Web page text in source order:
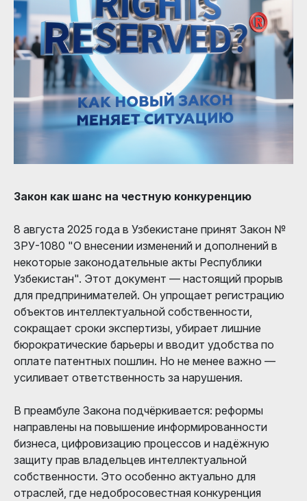
Закон как шанс на честную конкуренцию
8 августа 2025 года в Узбекистане принят Закон №
ЗРУ-1080 "О внесении изменений и дополнений в
некоторые законодательные акты Республики
Узбекистан". Этот документ — настоящий прорыв
для предпринимателей. Он упрощает регистрацию
объектов интеллектуальной собственности,
сокращает сроки экспертизы, убирает лишние
бюрократические барьеры и вводит удобства по
оплате патентных пошлин. Но не менее важно —
усиливает ответственность за нарушения.
В преамбуле Закона подчёркивается: реформы
направлены на повышение информированности
бизнеса, цифровизацию процессов и надёжную
защиту прав владельцев интеллектуальной
собственности. Это особенно актуально для
отраслей, где недобросовестная конкуренция